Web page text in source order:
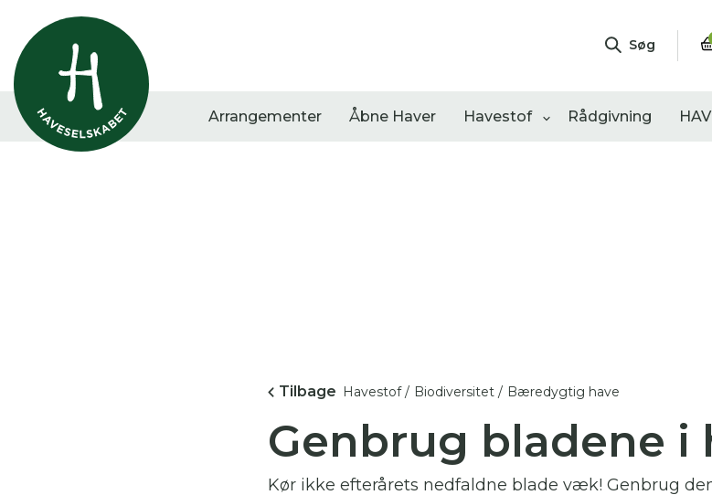
Søg
Arrangementer Åbne Haver Havestof Rådgivning
Du skal indtaste minimum 3
Tilbage Havestof / Biodiversitet / Bæredygtig have
Genbrug bladene i
Kør ikke efterårets nedfaldne blade væk! Genbrug